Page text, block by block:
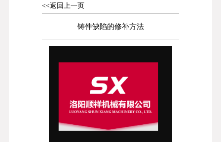
<<返回上一页
铸件缺陷的修补方法